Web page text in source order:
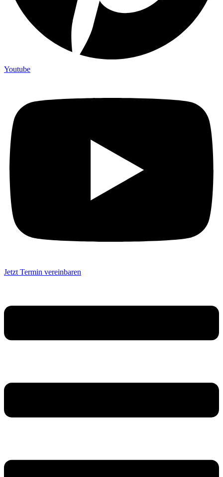
Youtube
Jetzt Termin vereinbaren